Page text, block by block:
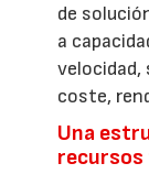
de
a
velocidad,
coste,
Una